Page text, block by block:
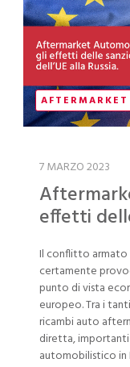
AFTERMARKET
7 MARZO 2023
effetti
Il conflitto armato
certamente
punto di vista
europeo. Tra i
ricambi auto
diretta,
automobilistico in